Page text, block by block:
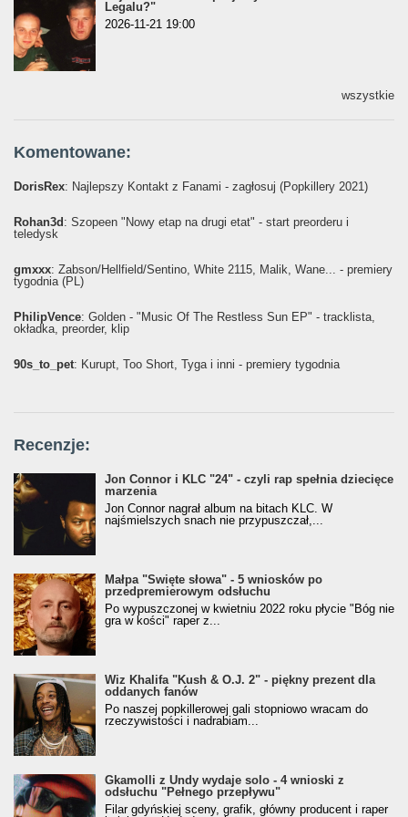
Legalu?"
2026-11-21 19:00
wszystkie
Komentowane:
DorisRex: Najlepszy Kontakt z Fanami - zagłosuj (Popkillery 2021)
Rohan3d : Szopeen "Nowy etap na drugi etat" - start preorderu i
teledysk
gmxxx: Żabson/Hellfield/Sentino, White 2115, Malik, Wane... - premiery
tygodnia (PL)
PhilipVence: Golden - "Music Of The Restless Sun EP" - tracklista,
okładka, preorder, klip
90s_to_pet: Kurupt, Too Short, Tyga i inni - premiery tygodnia
Recenzje:
Jon Connor i KLC "24" - czyli rap spełnia dziecięce
marzenia
Jon Connor nagrał album na bitach KLC. W
najśmielszych snach nie przypuszczał,...
Małpa "Święte słowa" - 5 wniosków po
przedpremierowym odsłuchu
Po wypuszczonej w kwietniu 2022 roku płycie "Bóg nie
gra w kości" raper z...
Wiz Khalifa "Kush & O.J. 2" - piękny prezent dla
oddanych fanów
Po naszej popkillerowej gali stopniowo wracam do
rzeczywistości i nadrabiam...
Gkamolli z Undy wydaje solo - 4 wnioski z
odsłuchu "Pełnego przepływu"
Filar gdyńskiej sceny, grafik, główny producent i raper